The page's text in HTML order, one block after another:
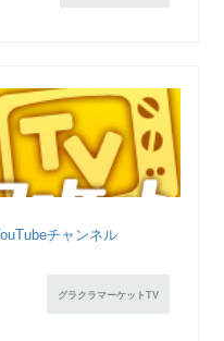
チャンネル
グラクラマーケットTV